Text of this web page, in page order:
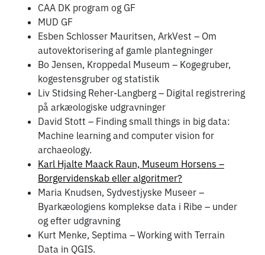
CAA DK program og GF
MUD GF
Esben Schlosser Mauritsen, ArkVest – Om
autovektorisering af gamle plantegninger
Bo Jensen, Kroppedal Museum – Kogegruber,
kogestensgruber og statistik
Liv Stidsing Reher-Langberg – Digital registrering
på arkæologiske udgravninger
David Stott – Finding small things in big data:
Machine learning and computer vision for
archaeology.
Karl Hjalte Maack Raun, Museum Horsens –
Borgervidenskab eller algoritmer?
Maria Knudsen, Sydvestjyske Museer –
Byarkæologiens komplekse data i Ribe – under
og efter udgravning
Kurt Menke, Septima – Working with Terrain
Data in QGIS.